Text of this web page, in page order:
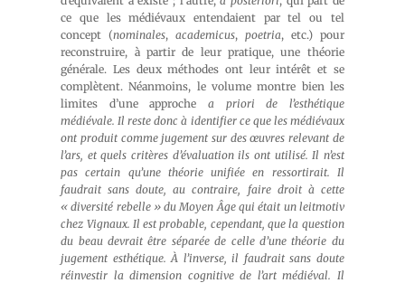
ce que les médiévaux entendaient par tel ou tel
concept (nominales,academicus, poetria, etc.) pour
reconstruire, à partir de leur pratique, une théorie
générale. Les deux méthodes ont leur intérêt et se
complètent. Néanmoins, le volume montre bien les
limites d’une approche a priori de l’esthétique
médiévale. Il reste donc à identifier ce que les médiévaux
ont produit comme jugement sur des œuvres relevant de
l’ars, et quels critères d’évaluation ils ont utilisé. Il n’est
pas certain qu’une théorie unifiée en ressortirait. Il
faudrait sans doute, au contraire, faire droit à cette
« diversité rebelle » du Moyen Âge qui était un leitmotiv
chez Vignaux. Il est probable, cependant, que la question
du beau devrait être séparée de celle d’une théorie du
jugement esthétique. À l’inverse, il faudrait sans doute
réinvestir la dimension cognitive de l’art médiéval. Il